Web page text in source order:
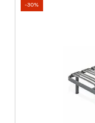
-30%